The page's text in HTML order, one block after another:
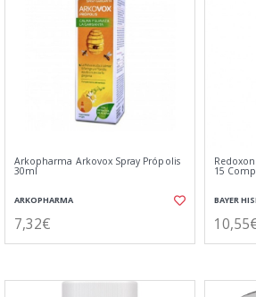
Arkopharma Arkovox Spray Própolis
30ml
ARKOPHARMA
7,32€
15
BAYER